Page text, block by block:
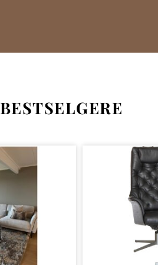
BESTSELGERE